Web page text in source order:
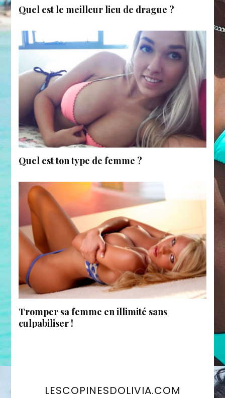
Quel est le meilleur lieu de drague ?
Quel est ton type de femme ?
Tromper sa femme en illimité sans
culpabiliser !
LESCOPINESDOLIVIA.COM